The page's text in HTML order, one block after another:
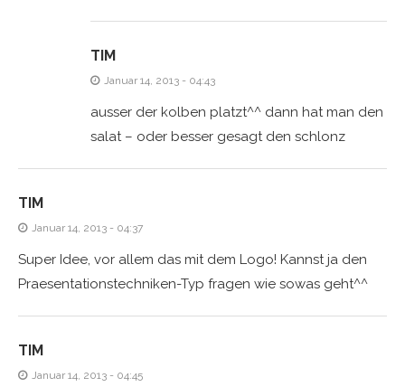
TIM
Januar 14, 2013 - 04:43
ausser der kolben platzt^^ dann hat man den
salat – oder besser gesagt den schlonz
TIM
Januar 14, 2013 - 04:37
Super Idee, vor allem das mit dem Logo! Kannst ja den
Praesentationstechniken-Typ fragen wie sowas geht^^
TIM
Januar 14, 2013 - 04:45